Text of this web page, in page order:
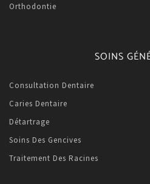
Orthodontie
SOINS
Consultation Dentaire
Caries Dentaire
Détartrage
Soins Des Gencives
Traitement Des Racines